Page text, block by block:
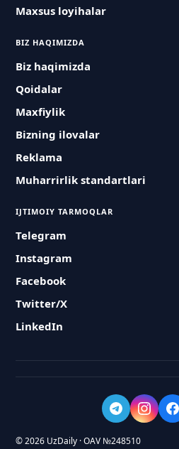
Maxsus loyihalar
BIZ HAQIMIZDA
Biz haqimizda
Qoidalar
Maxfiylik
Bizning ilovalar
Reklama
Muharrirlik standartlari
IJTIMOIY TARMOQLAR
Telegram
Instagram
Facebook
Twitter/X
LinkedIn
© 2026 UzDaily · OAV №248510